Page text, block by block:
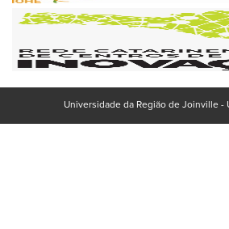
Universidade da Região de Joinville -